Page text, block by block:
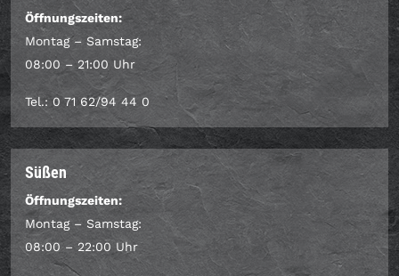
Öffnungszeiten:
Montag – Samstag:
08:00 – 21:00 Uhr
Tel.: 0 71 62/94 44 0
Süßen
Öffnungszeiten:
Montag – Samstag:
08:00 – 22:00 Uhr